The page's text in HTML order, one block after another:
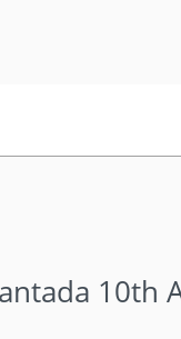
10th